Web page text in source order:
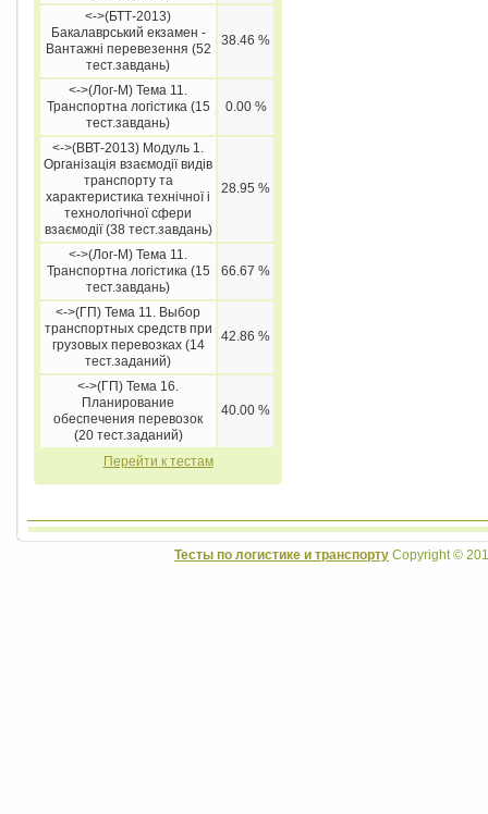
<->(БТТ-2013)
Бакалаврський екзамен -
Вантажні перевезення (52
тест.завдань)
38.46 %
<->(Лог-М) Тема 11.
Транспортна логістика (15
тест.завдань)
0.00 %
<->(ВВТ-2013) Модуль 1.
Організація взаємодії видів
транспорту та
характеристика технічної і
технологічної сфери
взаємодії (38 тест.завдань)
28.95 %
<->(Лог-М) Тема 11.
Транспортна логістика (15
тест.завдань)
66.67 %
<->(ГП) Тема 11. Выбор
транспортных средств при
грузовых перевозках (14
тест.заданий)
42.86 %
<->(ГП) Тема 16.
Планирование
обеспечения перевозок
(20 тест.заданий)
40.00 %
Перейти к тестам
Тесты по логистике и транспорту Copyright ©